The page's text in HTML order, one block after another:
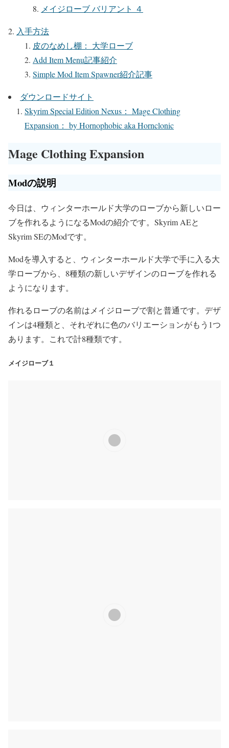
メイジローブ バリアント ４
入手方法
皮のなめし棚： 大学ローブ
Add Item Menu記事紹介
Simple Mod Item Spawner紹介記事
ダウンロードサイト
Skyrim Special Edition Nexus： Mage Clothing
Expansion： by Hornophobic aka Hornclonic
Mage Clothing Expansion
Modの説明
今日は、ウィンターホールド大学のローブから新しいロー
ブを作れるようになるModの紹介です。Skyrim AEと
Skyrim SEのModです。
Modを導入すると、ウィンターホールド大学で手に入る大
学ローブから、8種類の新しいデザインのローブを作れる
ようになります。
作れるローブの名前はメイジローブで割と普通です。デザ
インは4種類と、それぞれに色のバリエーションがもう1つ
あります。これで計8種類です。
メイジローブ１